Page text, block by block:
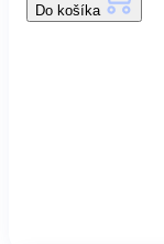
Do košíka